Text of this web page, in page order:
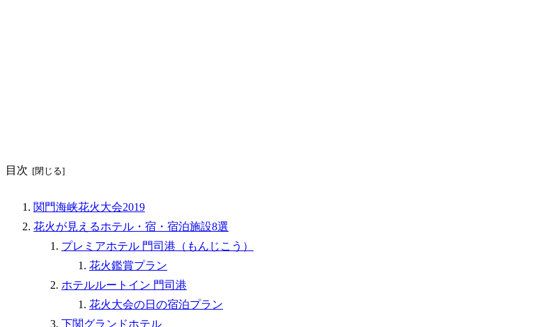
目次
関門海峡花火大会2019
花火が見えるホテル・宿・宿泊施設8選
プレミアホテル 門司港（もんじこう）
花火鑑賞プラン
ホテルルートイン 門司港
花火大会の日の宿泊プラン
下関グランドホテル